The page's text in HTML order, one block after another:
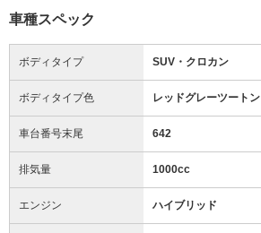
車種スペック
ボディタイプ SUV・クロカン
ボディタイプ色 レッドグレーツートン
車台番号末尾 642
排気量 1000cc
エンジン ハイブリッド